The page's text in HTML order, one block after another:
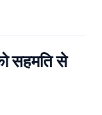
सहमति से